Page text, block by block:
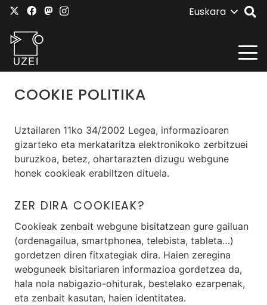
Euskara
COOKIE POLITIKA
Uztailaren 11ko 34/2002 Legea, informazioaren
gizarteko eta merkataritza elektronikoko zerbitzuei
buruzkoa, betez, ohartarazten dizugu webgune
honek cookieak erabiltzen dituela.
ZER DIRA COOKIEAK?
Cookieak zenbait webgune bisitatzean gure gailuan
(ordenagailua, smartphonea, telebista, tableta…)
gordetzen diren fitxategiak dira. Haien zeregina
webguneek bisitariaren informazioa gordetzea da,
hala nola nabigazio-ohiturak, bestelako ezarpenak,
eta zenbait kasutan, haien identitatea.